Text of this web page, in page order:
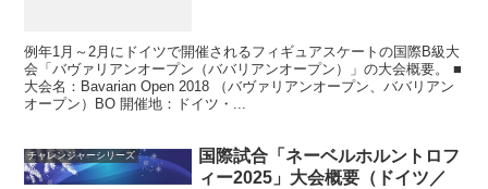
例年1月～2月にドイツで開催されるフィギュアスケートの国際B級大
会「バヴァリアンオープン（ババリアンオープン）」の大会概要。 ■
大会名：Bavarian Open 2018 （バヴァリアンオープン、ババリアン
オープン）BO 開催地：ドイツ・...
チャレンジャーシリーズ
国際試合「ネーベルホルントロフ
ィー2025」大会概要（ドイツ／